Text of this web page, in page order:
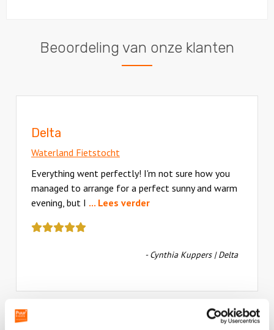
Beoordeling van onze klanten
Delta
Waterland Fietstocht
Everything went perfectly! I'm not sure how you
managed to arrange for a perfect sunny and warm
evening, but I ... Lees verder
review
een
- Cynthia Kuppers | Delta